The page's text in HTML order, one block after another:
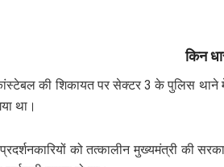
किन
की शिकायत पर सेक्टर 3 के पुलिस थाने
था।
को तत्कालीन मुख्यमंत्री की